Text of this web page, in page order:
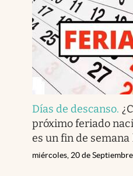
Días de descanso.
próximo feriado
es un fin de semana
miércoles, 20 de